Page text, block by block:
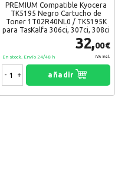
PREMIUM Compatible Kyocera
TK5195 Negro Cartucho de
Toner 1T02R40NL0 / TK5195K
para TasKalfa 306ci, 307ci, 308ci
32,00€
IVA Incl.
En stock. Envío 24/48 h
- + añadir